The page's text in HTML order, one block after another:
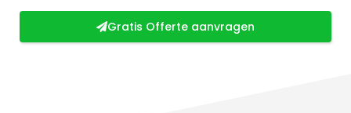
Gratis Offerte aanvragen